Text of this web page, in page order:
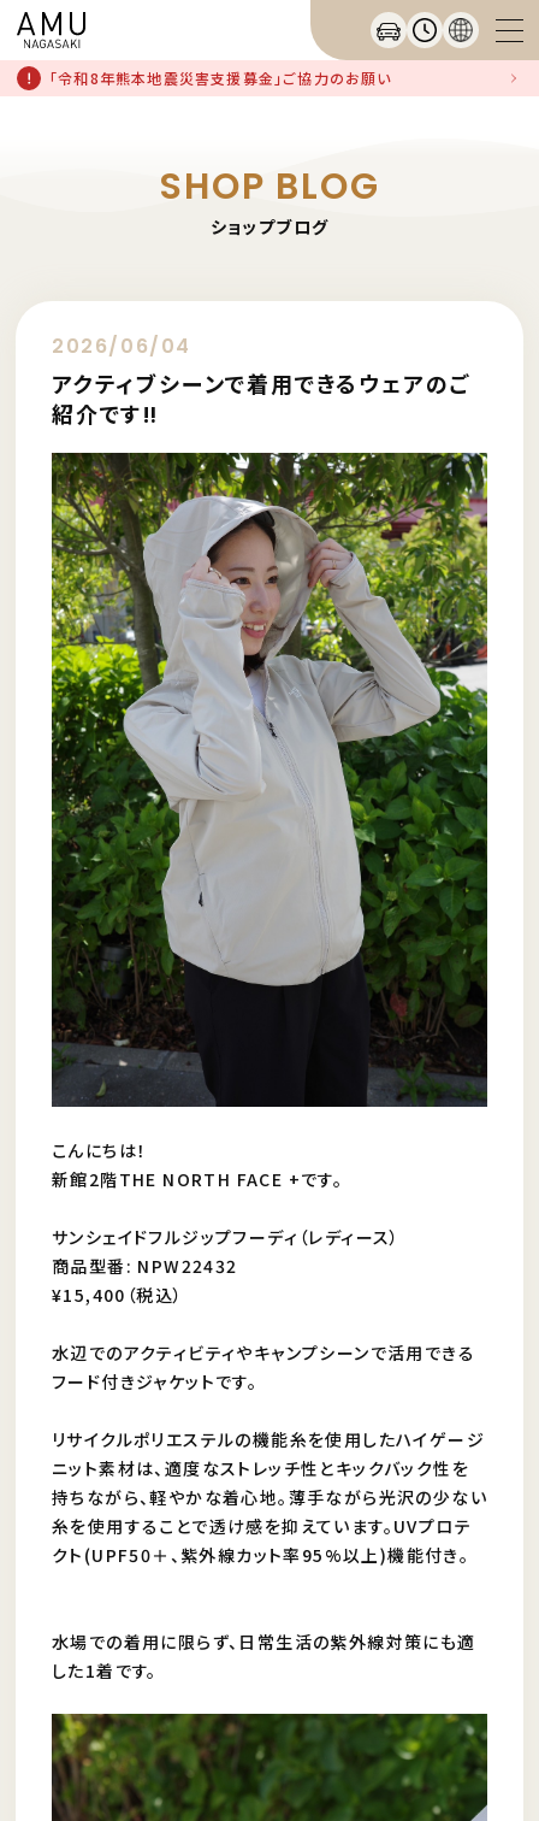
「令和8年熊本地震災害支援募金」ご協力のお願い
SHOP BLOG
ショップブログ
2026/06/04
アクティブシーンで着用できるウェアのご
紹介です‼︎
こんにちは！
新館2階THE NORTH FACE +です。
サンシェイドフルジップフーディ（レディース）
商品型番: NPW22432
¥15,400（税込）
水辺でのアクティビティやキャンプシーンで活用できる
フード付きジャケットです。
リサイクルポリエステルの機能糸を使用したハイゲージ
ニット素材は、適度なストレッチ性とキックバック性を
持ちながら、軽やかな着心地。薄手ながら光沢の少ない
糸を使用することで透け感を抑えています。UVプロテ
クト(UPF50＋、紫外線カット率95%以上)機能付き。
水場での着用に限らず、日常生活の紫外線対策にも適
した1着です。